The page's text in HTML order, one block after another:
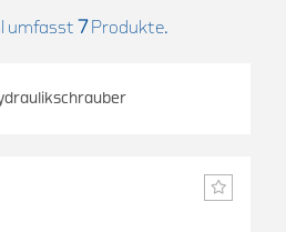
umfasst 7 Produkte.